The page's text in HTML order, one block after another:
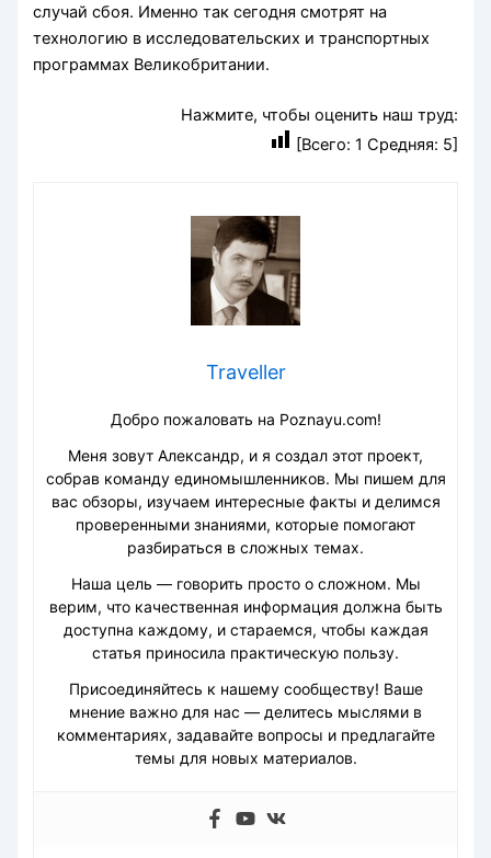
случай сбоя. Именно так сегодня смотрят на
технологию в исследовательских и транспортных
программах Великобритании.
Нажмите, чтобы оценить наш труд:
[Всего: 1 Средняя: 5]
Traveller
Добро пожаловать на Poznayu.com!
Меня зовут Александр, и я создал этот проект,
собрав команду единомышленников. Мы пишем для
вас обзоры, изучаем интересные факты и делимся
проверенными знаниями, которые помогают
разбираться в сложных темах.
Наша цель — говорить просто о сложном. Мы
верим, что качественная информация должна быть
доступна каждому, и стараемся, чтобы каждая
статья приносила практическую пользу.
Присоединяйтесь к нашему сообществу! Ваше
мнение важно для нас — делитесь мыслями в
комментариях, задавайте вопросы и предлагайте
темы для новых материалов.